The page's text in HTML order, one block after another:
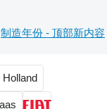
制造年份 - 顶部新内容